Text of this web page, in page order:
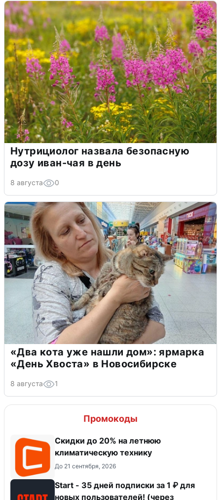
Нутрициолог назвала безопасную
дозу иван-чая в день
8 августа 0
«Два кота уже нашли дом»: ярмарка
«День Хвоста» в Новосибирске
8 августа 1
Промокоды
Скидки до 20% на летнюю
климатическую технику
До 21 сентября, 2026
Start - 35 дней подписки за 1 ₽ для
новых пользователей! (через